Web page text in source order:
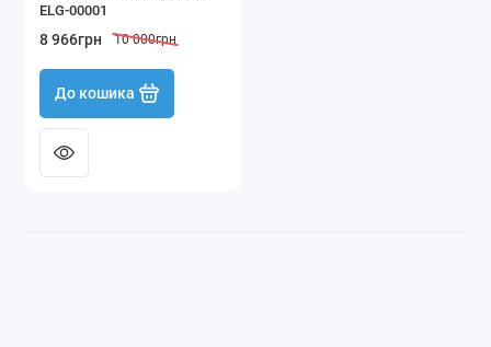
ELG-00001
8 966грн 10 000грн
До кошика